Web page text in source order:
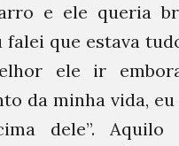
e ele queria
falei que estava
ele ir
da minha vida,
dele”. Aquilo